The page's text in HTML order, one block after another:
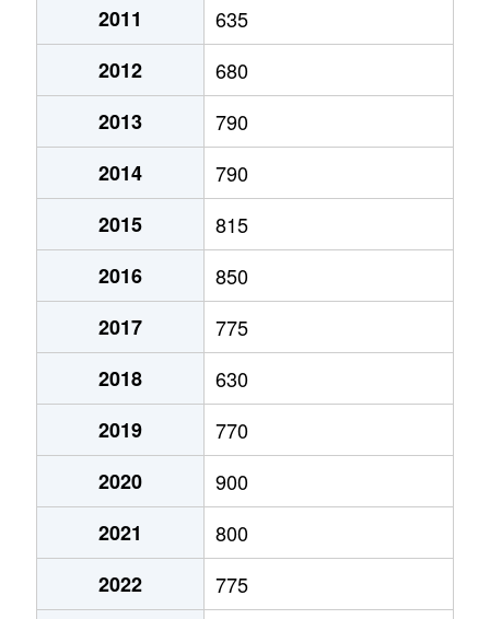
1,700万円
深堀町
1,400万円
深堀町
480万円
船見町
2,000万円
弁天町
780万円
1,200万円
750万円
430万円
宮前町
170万円
宮前町
180万円
2,200万円
梁川町
2,200万円
2011
635
2012
680
2013
790
2014
790
2015
815
2016
850
2017
775
2018
630
2019
770
2020
900
2021
800
2022
775